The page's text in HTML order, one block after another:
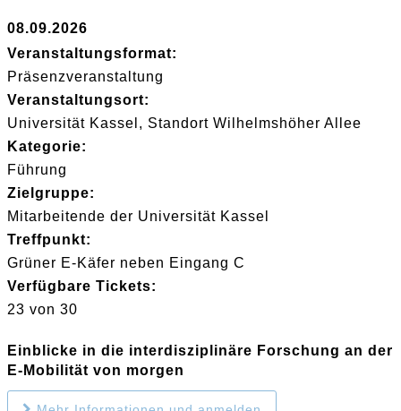
08.09.2026
Veranstaltungsformat:
Präsenzveranstaltung
Veranstaltungsort:
Universität Kassel, Standort Wilhelmshöher Allee
Kategorie:
Führung
Zielgruppe:
Mitarbeitende der Universität Kassel
Treffpunkt:
Grüner E-Käfer neben Eingang C
Verfügbare Tickets:
23 von 30
Einblicke in die interdisziplinäre Forschung an der
E-Mobilität von morgen